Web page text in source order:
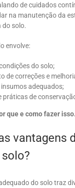
de cuidados
na manutenção da
do solo.
envolve:
do solo;
de correções e
adequados;
práticas de
que e como fazer
vantagens
do solo traz